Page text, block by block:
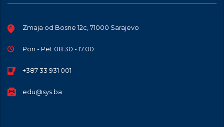
Zmaja od Bosne 12c, 71000 Sarajevo
Pon - Pet 08.30 - 17.00
+387 33 931 001
edu@sys.ba